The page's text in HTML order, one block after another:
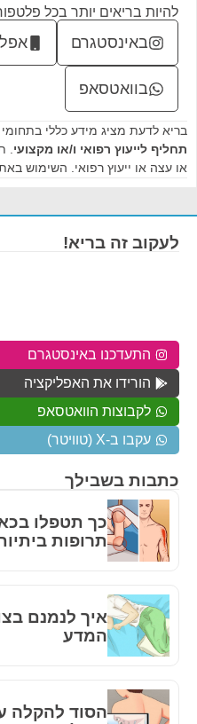
להיות בריאים יותר בכל
באינסטגרם
בוואטסאפ
בריא לדעת מציג מידע כללי בתחומי
תחליף לייעוץ רפואי ו/או מקצועי.
או עצה או ייעוץ רפואי. השימוש
כתבות בשבילך
כך תטפלו
תרופות
איך לנמנם
המדע
הסוד להקלה
לעקוב זה בריא!
התעדכנו באינסטגרם
הורידו את האפליקציה
לקבוצות הוואטסאפ
עקבו ב-X (טוויטר)